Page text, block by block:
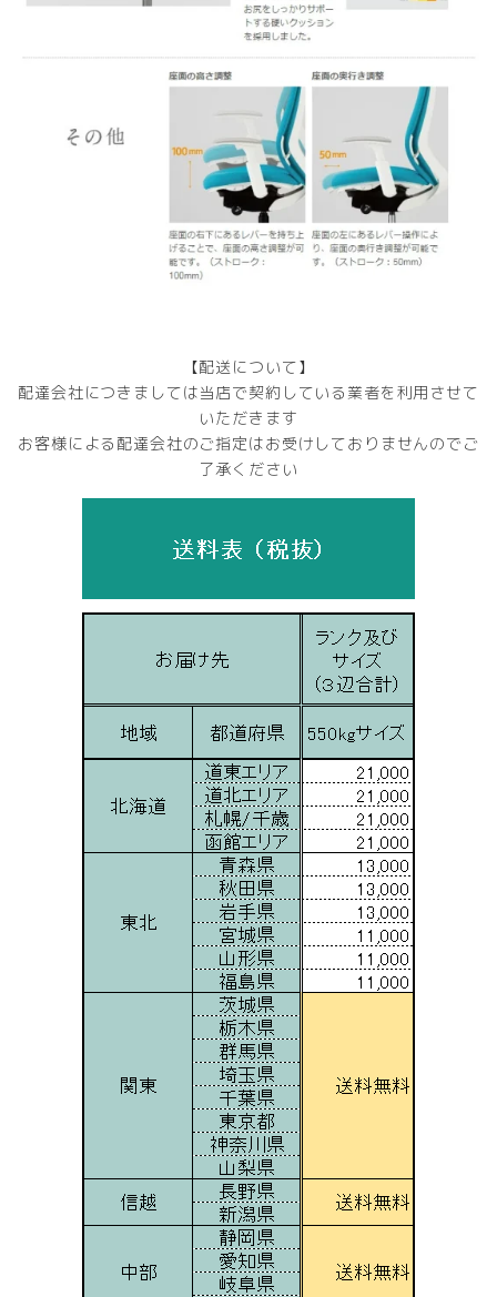
【配送について】
配達会社につきましては当店で契約している業者を利用させて
いただきます
お客様による配達会社のご指定はお受けしておりませんのでご
了承ください